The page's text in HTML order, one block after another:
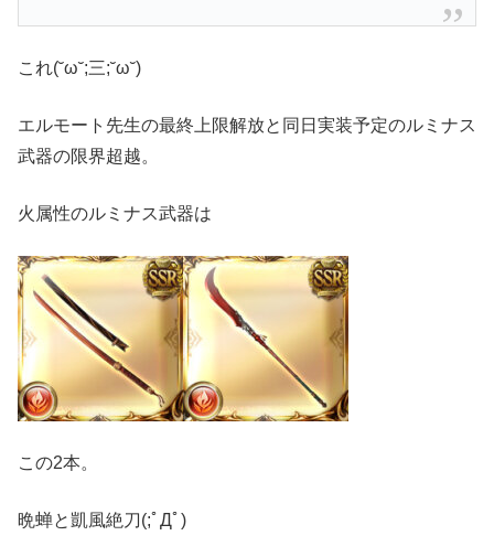
これ(˘ω˘;三;˘ω˘)
エルモート先生の最終上限解放と同日実装予定のルミナス
武器の限界超越。
火属性のルミナス武器は
この2本。
晩蝉と凱風絶刀(;ﾟДﾟ)